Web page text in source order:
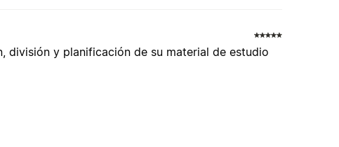
división y planificación de su material de estudio